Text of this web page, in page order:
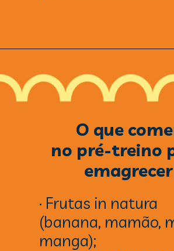
O que
no pré-treino
emagrecer
· Frutas in natura
(banana, mamão,
manga);